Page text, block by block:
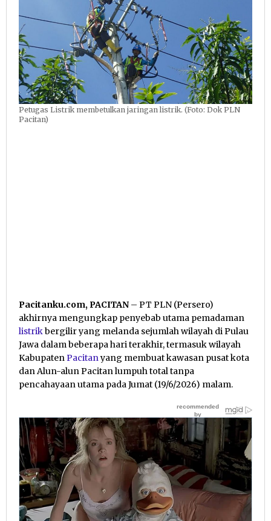
Petugas Listrik membetulkan jaringan listrik. (Foto: Dok PLN
Pacitan)
Pacitanku.com, PACITAN – PT PLN (Persero)
akhirnya mengungkap penyebab utama pemadaman
listrikbergilir yang melanda sejumlah wilayah di Pulau
Jawa dalam beberapa hari terakhir, termasuk wilayah
KabupatenPacitanyang membuat kawasan pusat kota
dan Alun-alun Pacitan lumpuh total tanpa
pencahayaan utama pada Jumat (19/6/2026) malam.